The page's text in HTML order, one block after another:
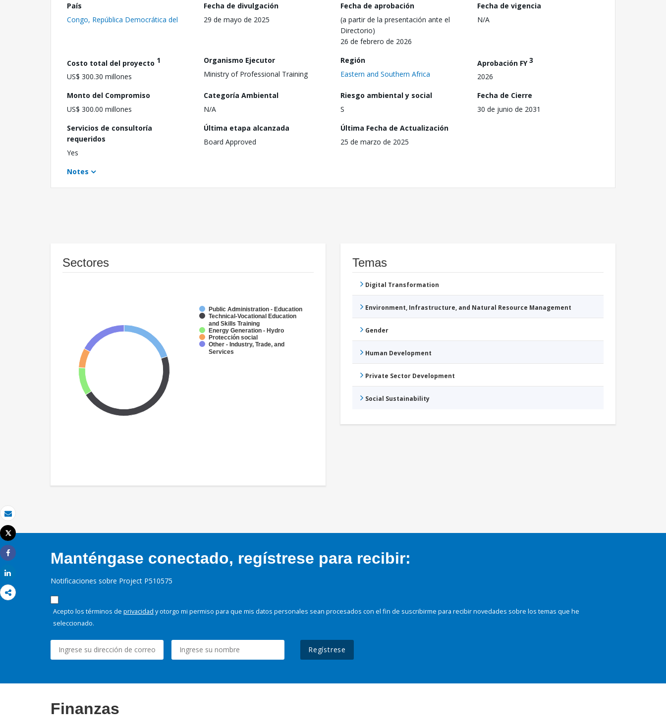
Correo electrónico
Imprimir
Tweet
Share
País
Congo, República Democrática del
Fecha de divulgación
29 de mayo de 2025
Fecha de aprobación
(a partir de la presentación ante el
Directorio)
26 de febrero de 2026
Fecha de vigencia
N/A
Costo total del proyecto 1
US$ 300.30 millones
Organismo Ejecutor
Ministry of Professional Training
Región
Eastern and Southern Africa
Aprobación FY3
2026
Monto del Compromiso
US$ 300.00 millones
Categoría Ambiental
N/A
Riesgo ambiental y social
S
Fecha de Cierre
30 de junio de 2031
Servicios de consultoría
requeridos
Yes
Última etapa alcanzada
Board Approved
Última Fecha de Actualización
25 de marzo de 2025
Notes
Sectores
Public Administration - Education
Technical-Vocational Education
and Skills Training
Energy Generation - Hydro
Protección social
Other - Industry, Trade, and
Services
Temas
Digital Transformation
Environment, Infrastructure, and Natural Resource Management
Gender
Human Development
Private Sector Development
Social Sustainability
Manténgase conectado, regístrese para recibir:
Notificaciones sobre Project P510575
Acepto los términos de privacidad y otorgo mi permiso para que mis datos personales sean procesados con el fin de suscribirme para recibir novedades sobre los temas que he
seleccionado.
Regístrese
Finanzas